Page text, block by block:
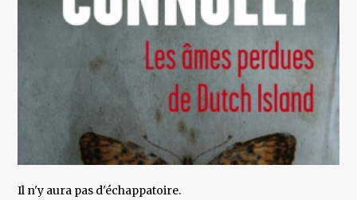
Il n'y aura pas d'échappatoire.